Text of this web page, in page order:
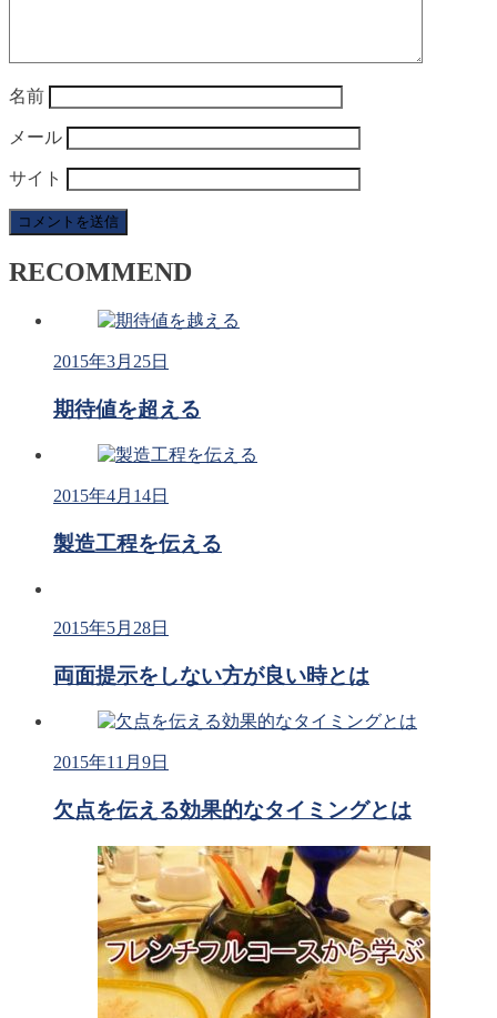
名前
メール
サイト
RECOMMEND
2015年3月25日
期待値を超える
2015年4月14日
製造工程を伝える
2015年5月28日
両面提示をしない方が良い時とは
2015年11月9日
欠点を伝える効果的なタイミングとは